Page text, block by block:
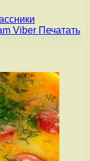
Viber Печатать